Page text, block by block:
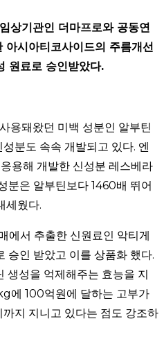
상기관인 더마프로와 공동연
시아티코사이드의 주름개선
원료로 승인받았다.
용돼왔던 미백 성분인 알부틴
분도 속속 개발되고 있다. 엔
용해 개발한 신성분 레스베라
분은 알부틴보다 1460배 뛰어
세웠다.
에서 추출한 신원료인 악티게
승인 받았고 이를 상품화 했다.
생성을 억제해주는 효능을 지
에 100억원에 달하는 고부가
지 지니고 있다는 점도 강조하